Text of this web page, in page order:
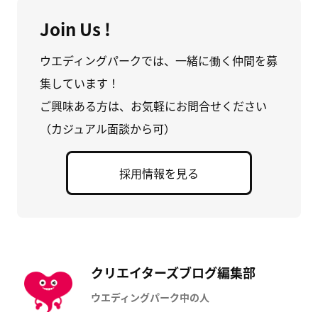
Join Us !
ウエディングパークでは、一緒に働く仲間を募
集しています！
ご興味ある方は、お気軽にお問合せください
（カジュアル面談から可）
採用情報を見る
クリエイターズブログ編集部
ウエディングパーク中の人